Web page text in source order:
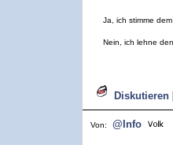
Ja, ich stimme
Nein, ich lehne
Diskutieren
Von: @Info